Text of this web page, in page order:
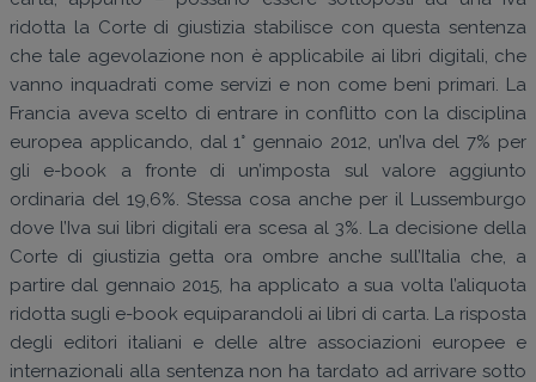
ridotta la Corte di giustizia stabilisce con questa sentenza
che tale agevolazione non è applicabile ai libri digitali, che
vanno inquadrati come servizi e non come beni primari. La
Francia aveva scelto di entrare in conflitto con la disciplina
europea applicando, dal 1° gennaio 2012, un’Iva del 7% per
gli e-book a fronte di un’imposta sul valore aggiunto
ordinaria del 19,6%. Stessa cosa anche per il Lussemburgo
dove l’Iva sui libri digitali era scesa al 3%. La decisione della
Corte di giustizia getta ora ombre anche sull’Italia che, a
partire dal gennaio 2015, ha applicato a sua volta l’aliquota
ridotta sugli e-book equiparandoli ai libri di carta. La risposta
degli editori italiani e delle altre associazioni europee e
internazionali alla sentenza non ha tardato ad arrivare sotto